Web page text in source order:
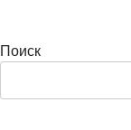
Поиск